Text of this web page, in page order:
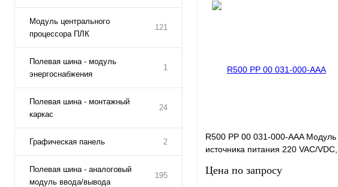
Модуль центрального
процессора ПЛК
121
Полевая шина - модуль
энергоснабжения
1
Полевая шина - монтажный
каркас
24
Графическая панель 2
Полевая шина - аналоговый
модуль ввода/вывода
195
R500 PP 00 031-000-AAA Модуль
источника питания 220 VAC/VDC,
внутренней с
Цена по запросу